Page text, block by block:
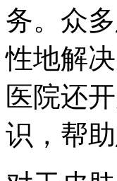
务。众
性地解
医院还
识，帮